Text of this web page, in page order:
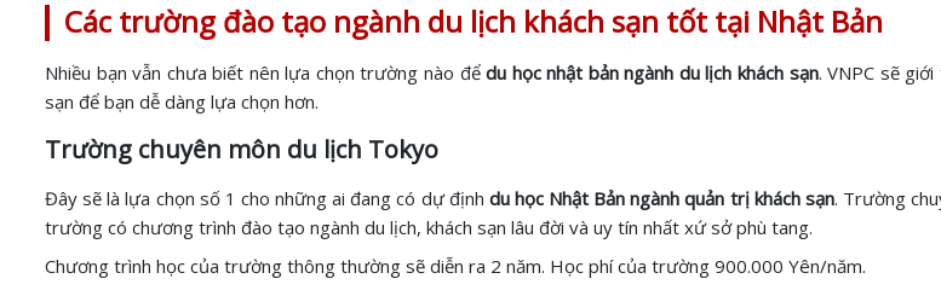
Các trường đào tạo ngành du lịch khách sạn tốt tại Nhật Bản
Nhiều bạn vẫn chưa biết nên lựa chọn trường nào đểdu học nhật bản ngành du lịch khách sạn. VNPC sẽ
sạn để bạn dễ dàng lựa chọn hơn.
Trường chuyên môn du lịch Tokyo
Đây sẽ là lựa chọn số 1 cho những ai đang có dự định du học Nhật Bản ngành quản trị khách sạn. Trường
trường có chương trình đào tạo ngành du lịch, khách sạn lâu đời và uy tín nhất xứ sở phù tang.
Chương trình học của trường thông thường sẽ diễn ra 2 năm. Học phí của trường 900.000 Yên/năm.